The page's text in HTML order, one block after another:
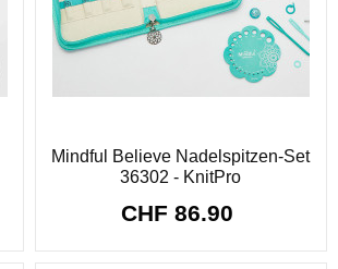
Mindful Believe Nadelspitzen-Set
36302 - KnitPro
CHF 86.90